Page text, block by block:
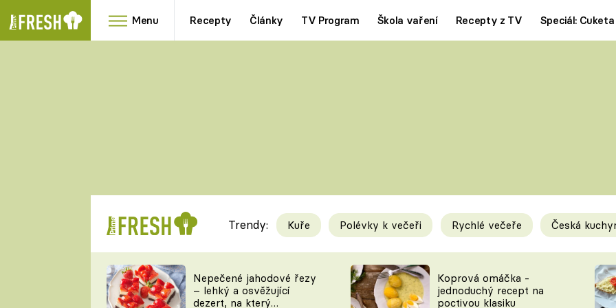
Menu Recepty Články TV Program Škola vaření Recepty z TV Speciál: Cuketa
RYCHLOVKY
Videorecepty
TEĎ VAŘÍ ŠÉF!
Tipy a triky
KAM ZA JÍDLEM
Trendy: Kuře Polévky k večeři Rychlé večeře Česká
Nepečené jahodové řezy
– lehký a osvěžující
dezert, na který
Koprová omáčka -
jednoduchý recept na
poctivou klasiku